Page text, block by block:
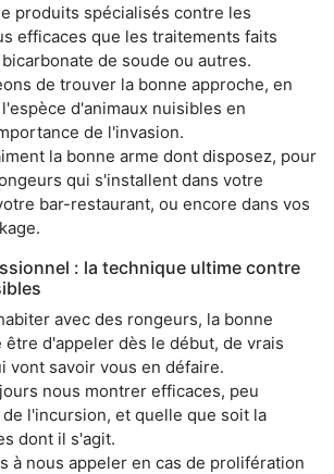
produits spécialisés contre les
efficaces que les traitements faits
de soude ou autres.
de trouver la bonne approche, en
d'animaux nuisibles en
de l'invasion.
la bonne arme dont disposez, pour
qui s'installent dans votre
bar-restaurant, ou encore dans vos
: la technique ultime contre
avec des rongeurs, la bonne
d'appeler dès le début, de vrais
vont savoir vous en défaire.
nous montrer efficaces, peu
l'incursion, et quelle que soit la
dont il s'agit.
à nous appeler en cas de prolifération